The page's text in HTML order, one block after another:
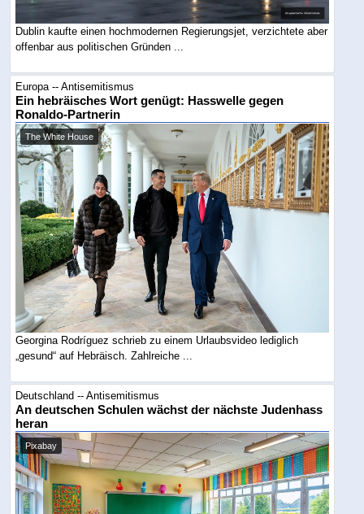
Dublin kaufte einen hochmodernen Regierungsjet, verzichtete aber
offenbar aus politischen Gründen ...
Europa -- Antisemitismus
Ein hebräisches Wort genügt: Hasswelle gegen
Ronaldo-Partnerin
The White House
Georgina Rodríguez schrieb zu einem Urlaubsvideo lediglich
„gesund“ auf Hebräisch. Zahlreiche ...
Deutschland -- Antisemitismus
An deutschen Schulen wächst der nächste Judenhass
heran
Pixabay